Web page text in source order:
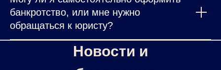
банкротство, или мне нужно
обращаться к юристу?
Новости и